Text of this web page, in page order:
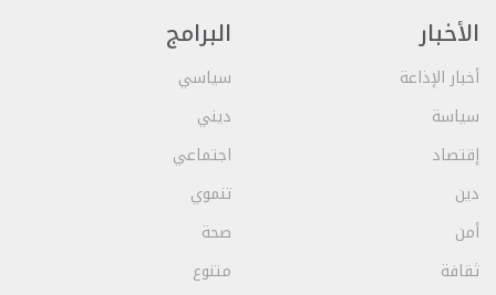
الأخبار
أخبار الإذاعة
سياسة
إقتصاد
دين
أمن
ثقافة
البرامج
سياسي
ديني
اجتماعي
تنموي
صحة
متنوع